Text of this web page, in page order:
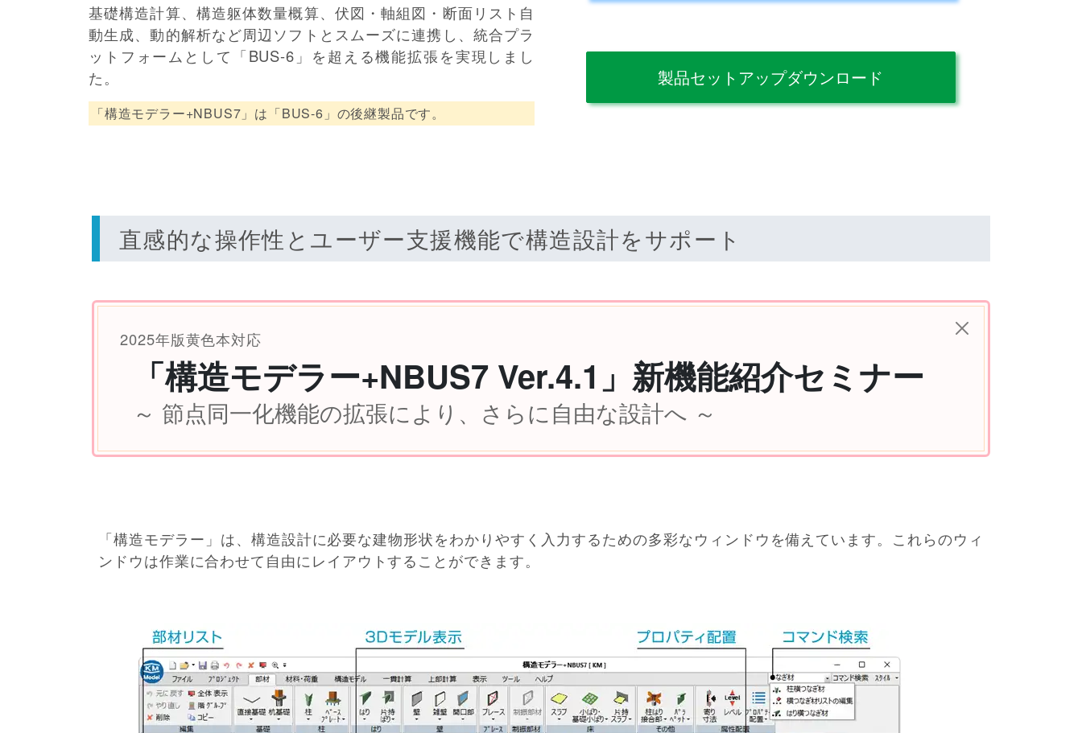
基礎構造計算、構造躯体数量概算、伏図・軸組図・断面リスト自
動生成、動的解析など周辺ソフトとスムーズに連携し、統合プラ
ットフォームとして「BUS-6」を超える機能拡張を実現しまし
た。
「構造モデラー+NBUS7」は「BUS-6」の後継製品です。
製品セットアップダウンロード
直感的な操作性とユーザー支援機能で構造設計をサポート
2025年版黄色本対応
「構造モデラー+NBUS7 Ver.4.1」新機能紹介セミナー
～ 節点同一化機能の拡張により、さらに自由な設計へ ～
「構造モデラー」は、構造設計に必要な建物形状をわかりやすく入力するための多彩なウィンドウを備えています。これらのウィ
ンドウは作業に合わせて自由にレイアウトすることができます。